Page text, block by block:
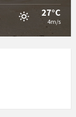
27°C
4m/s